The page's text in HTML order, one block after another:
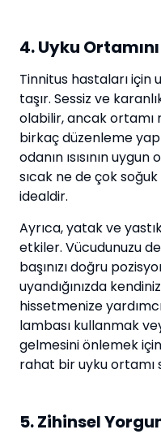
4. Uyku
Tinnitus hastaları için
taşır. Sessiz ve
olabilir, ancak ortamı
birkaç düzenleme
odanın ısısının
sıcak ne de çok
idealdir.
Ayrıca, yatak ve
etkiler. Vücudunuzu
başınızı doğru
uyandığınızda
hissetmenize
lambası kullanmak
gelmesini önlemek
rahat bir uyku ortamı
5. Zihinsel